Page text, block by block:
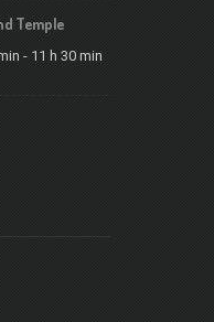
Temple
- 11 h 30 min